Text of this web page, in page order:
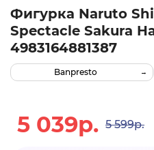
Фигурка Naruto
Spectacle Sakura
4983164881387
Banpresto
5 039р. 5 599р.